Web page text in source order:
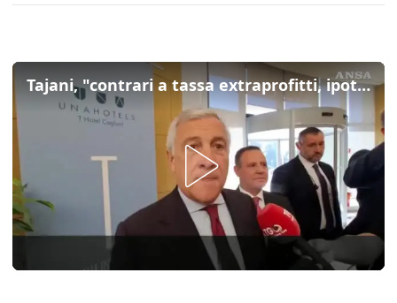
Tajani, "contrari a tassa extraprofitti, ipotesi irreale"